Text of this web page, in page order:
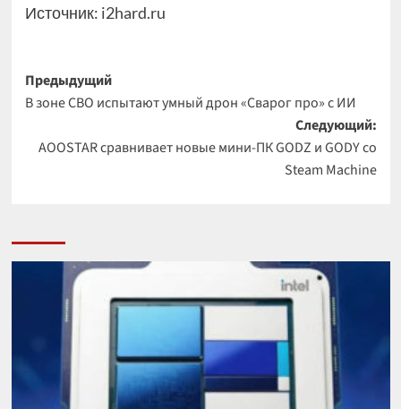
Источник: i2hard.ru
Навигация
записи
Предыдущий
В зоне СВО испытают умный дрон «Сварог про» с ИИ
Следующий:
AOOSTAR сравнивает новые мини-ПК GODZ и GODY со
Steam Machine